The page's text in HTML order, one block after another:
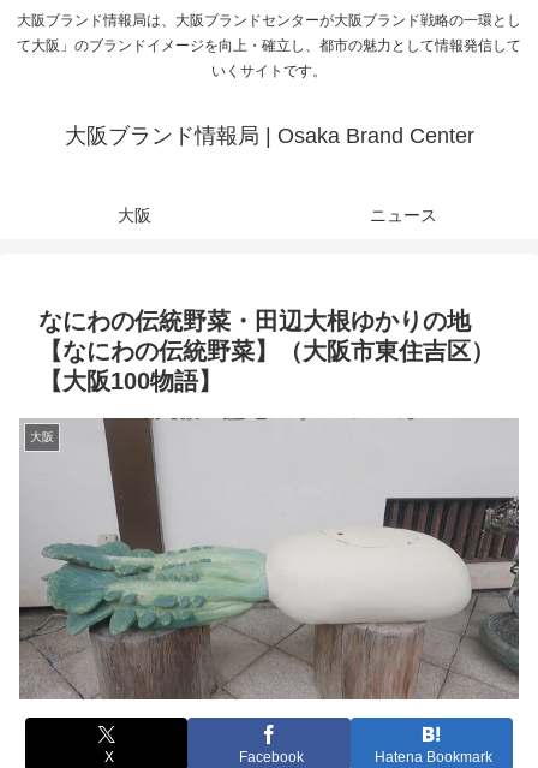
大阪ブランド情報局は、大阪ブランドセンターが大阪ブランド戦略の一環とし
て大阪」のブランドイメージを向上・確立し、都市の魅力として情報発信して
いくサイトです。
大阪ブランド情報局 | Osaka Brand Center
大阪 ニュース
なにわの伝統野菜・田辺大根ゆかりの地
【なにわの伝統野菜】（大阪市東住吉区）
【大阪100物語】
大阪
X Facebook Hatena Bookmark